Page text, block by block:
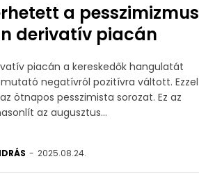
a pesszimizmus
derivatív piacán
piacán a kereskedők hangulatát
negatívról pozitívra váltott. Ezzel
ötnapos pesszimista sorozat. Ez az
az augusztus...
- 2025.08.24.